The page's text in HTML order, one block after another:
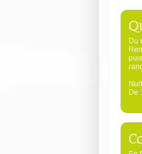
Du
De